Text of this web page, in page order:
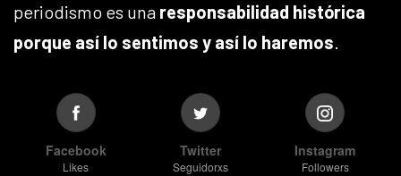
periodismo es una responsabilidad histórica
porque así lo sentimos y así lo haremos.
Facebook
Likes
Twitter
Seguidorxs
Instagram
Followers